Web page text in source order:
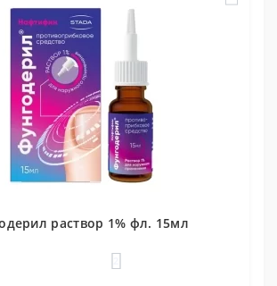
раствор 1% фл. 15мл